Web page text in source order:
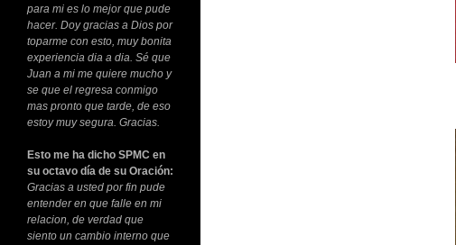
para mi es lo mejor que pude
hacer. Doy gracias a Dios por
toparme con esto, muy bonita
experiencia dia a dia. Sé que
Juan a mi me quiere mucho y
se que el regresa conmigo
mas pronto que tarde, de eso
estoy muy segura. Gracias.
Esto me ha dicho SPMC en
su octavo día de su Oración:
Gracias a usted por fin pude
entender en que falle en mi
relacion, de verdad que
siento un cambio interno que